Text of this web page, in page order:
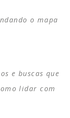
o mapa
e buscas que
lidar com